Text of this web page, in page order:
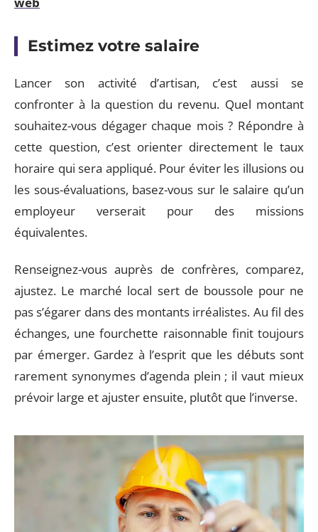
Estimez votre salaire
Lancer son activité d’artisan, c’est aussi se
confronter à la question du revenu. Quel montant
souhaitez-vous dégager chaque mois ? Répondre à
cette question, c’est orienter directement le taux
horaire qui sera appliqué. Pour éviter les illusions ou
les sous-évaluations, basez-vous sur le salaire qu’un
employeur verserait pour des missions
équivalentes.
Renseignez-vous auprès de confrères, comparez,
ajustez. Le marché local sert de boussole pour ne
pas s’égarer dans des montants irréalistes. Au fil des
échanges, une fourchette raisonnable finit toujours
par émerger. Gardez à l’esprit que les débuts sont
rarement synonymes d’agenda plein ; il vaut mieux
prévoir large et ajuster ensuite, plutôt que l’inverse.